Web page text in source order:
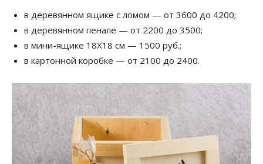
в деревянном ящике с ломом — от 3600 до 4200;
в деревянном пенале — от 2200 до 3500;
в мини-ящике 18Х18 см — 1500 руб.;
в картонной коробке — от 2100 до 2400.